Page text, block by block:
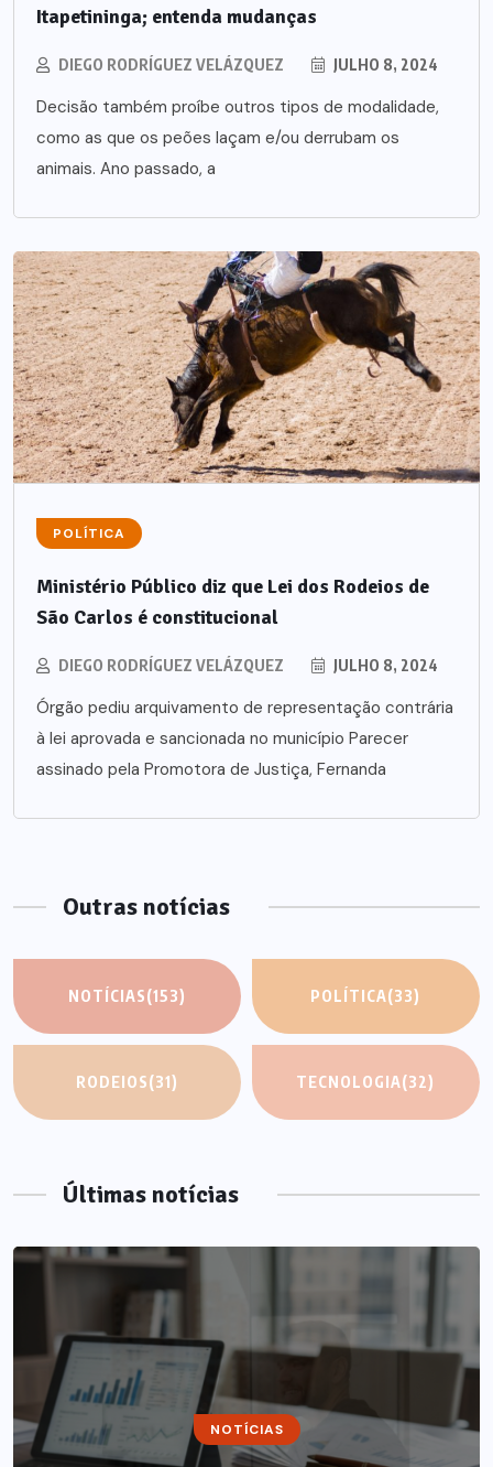
Itapetininga; entenda mudanças
DIEGO RODRÍGUEZ VELÁZQUEZ JULHO 8, 2024
Decisão também proíbe outros tipos de modalidade,
como as que os peões laçam e/ou derrubam os
animais. Ano passado, a
POLÍTICA
Ministério Público diz que Lei dos Rodeios de
São Carlos é constitucional
DIEGO RODRÍGUEZ VELÁZQUEZ JULHO 8, 2024
Órgão pediu arquivamento de representação contrária
à lei aprovada e sancionada no município Parecer
assinado pela Promotora de Justiça, Fernanda
Outras notícias
NOTÍCIAS(153) POLÍTICA(33)
RODEIOS(31) TECNOLOGIA(32)
Últimas notícias
NOTÍCIAS
NOTÍCIAS